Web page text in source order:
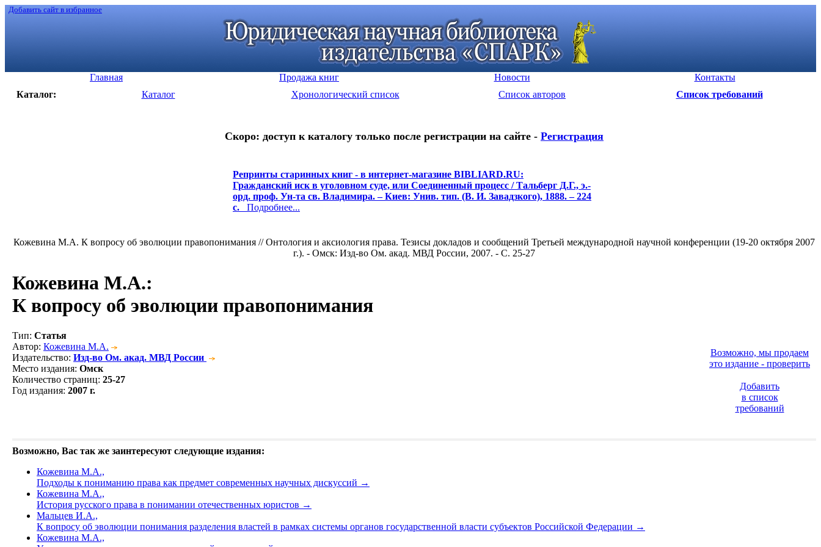
Добавить сайт в избранное
Главная Продажа книг Новости
Контакты
Каталог:
Каталог Хронологический список Список авторов Список требований
Скоро: доступ к каталогу только после регистрации на сайте - Регистрация
Репринты старинных книг - в интернет-магазине BIBLIARD.RU:
Гражданский иск в уголовном суде, или Соединенный процесс / Тальберг Д.Г., э.-
орд. проф. Ун-та св. Владимира. – Киев: Унив. тип. (В. И. Завадзкого), 1888. – 224
с. Подробнее...
Кожевина М.А. К вопросу об эволюции правопонимания // Онтология и аксиология права. Тезисы докладов и сообщений Третьей международной научной конференции (19-20 октября 2007
г.). - Омск: Изд-во Ом. акад. МВД России, 2007. - С. 25-27
Кожевина М.А.:
К вопросу об эволюции правопонимания
Тип: Статья
Автор: Кожевина М.А.
Издательство: Изд-во Ом. акад. МВД России
Место издания: Омск
Количество страниц: 25-27
Год издания: 2007 г.
Возможно, мы продаем
это издание - проверить
Добавить
в список
требований
Возможно, Вас так же заинтересуют следующие издания:
Кожевина М.А.,
Подходы к пониманию права как предмет современных научных дискуссий →
Кожевина М.А.,
История русского права в понимании отечественных юристов →
Мальцев И.А.,
К вопросу об эволюции понимания разделения властей в рамках системы органов государственной власти субъектов Российской Федерации →
Кожевина М.А.,